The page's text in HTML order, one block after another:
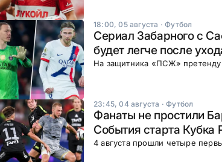
18:00, 05 августа ·Футбол
Сериал Забарного с
будет легче после
На защитника «ПСЖ»
23:45, 04 августа ·Футбол
Фанаты не простили
События старта Кубка
4 августа прошли четыре